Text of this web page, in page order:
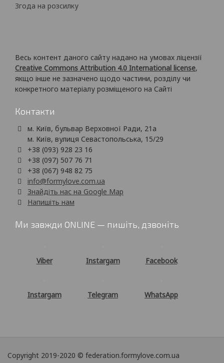
Згода на розсилку
Весь контент даного сайту надано на умовах ліцензії
Creative Commons Attribution 4.0 International license,
якщо інше не зазначено щодо частини, розділу чи
конкретного матеріалу розміщеного на Сайті
Контакти
м. Київ, бульвар Верховної Ради, 21а
м. Київ, вулиця Севастопольська, 15/29
+38 (093) 928 23 16
+38 (097) 507 76 71
+38 (067) 948 82 75
info@formylove.com.ua
Знайдіть нас на Google Map
Напишіть нам
Ми завжди ONLINE — пишіть, дзвоніть
Viber Instargam Facebook
Instargam Telegram WhatsApp
Copyright 2019-2020 © federation.formylove.com.ua